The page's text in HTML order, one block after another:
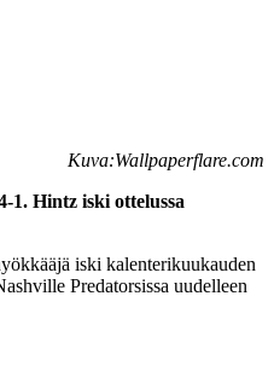
Kuva:Wallpaperflare.com
1. Hintz iski ottelussa
iski kalenterikuukauden
Predatorsissa uudelleen